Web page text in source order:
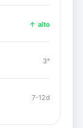
↑ alto
3°
7-12d